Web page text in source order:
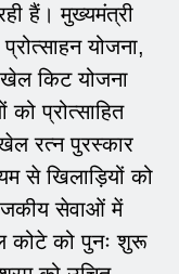
हैं। मुख्यमंत्री
योजना,
खेल किट योजना
प्रोत्साहित
रत्न पुरस्कार
से खिलाड़ियों को
सेवाओं में
कोटे को पुनः शुरू